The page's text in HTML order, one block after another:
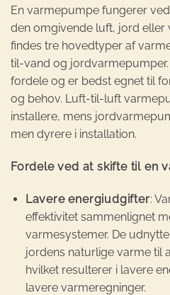
En varmepumpe fungerer
den omgivende luft, jord eller
findes tre hovedtyper af
til-vand og
fordele og er bedst egnet til
og behov. Luft-til-luft
installere, mens
men dyrere i installation.
Fordele ved at skifte til en
Lavere energiudgifter:
effektivitet sammenlignet
varmesystemer. De
jordens naturlige varme til
hvilket resulterer i lavere
lavere varmeregninger.